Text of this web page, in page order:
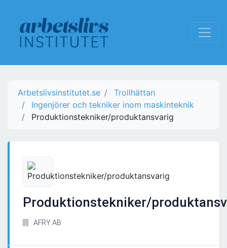
Arbetslivsinstitutet.se
Trollhättan
Ingenjörer och tekniker inom maskinteknik
Produktionstekniker/produktansvarig
Produktionstekniker/
AFRY AB